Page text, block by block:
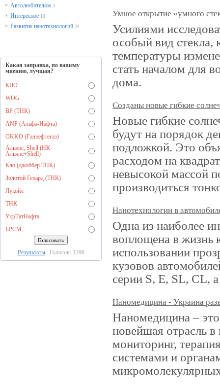
* Автолюбителям 3
* Интересное 10
* Развитие нанотехнологий 24
Какая заправка, по вашему
мнению, лучшая?
КЛО
WOG
BP (ТНК)
ANP (Альфа-Нафта)
OKKO (Галнефтегаз)
Альянс, Shell (НК
Альянс+Shell)
Кло (джоббер ТНК)
Золотой Гепард (ТНК)
Лукойл
ТНК
УкрТатНафта
БРСМ
РезультатыГолосов: 1398
Умное открытие «умного
Усилиями
особый вид стекла,
температуры
стать началом для
дома.
Созданы новые гибкие
Новые гибкие
будут на порядок
подложкой. Это
расходом на
невысокой массой
производиться
Нанотехнологии в
Одна из наиболее
воплощена в жизнь
использовании
кузовов
серии S, E, SL, CL,
Наномедицина - Украина
Наномедицина –
новейшая отрасль
мониторинг,
системами и